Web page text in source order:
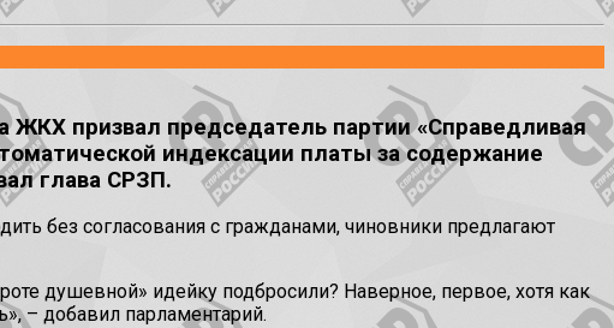
ЖКХ призвал председатель партии «Справедливая
индексации платы за содержание
глава СРЗП.
без согласования с гражданами, чиновники предлагают
душевной» идейку подбросили? Наверное, первое, хотя как
– добавил парламентарий.